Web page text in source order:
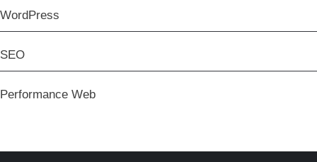
WordPress
SEO
Performance Web